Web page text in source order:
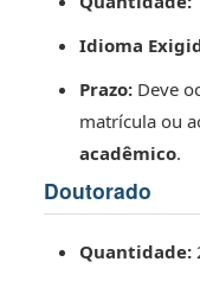
Idioma
Prazo: Deve
matrícula ou
acadêmico.
Doutorado
Quantidade: